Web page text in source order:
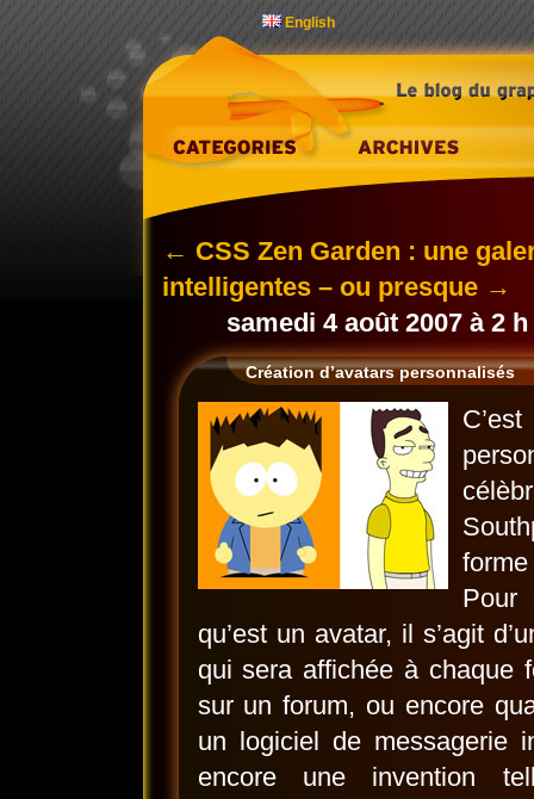
English
← CSS Zen Garden : une
intelligentes – ou presque →
samedi 4 août 2007 à 2 h
Création d’avatars personnalisés
Pour
qu’est un avatar, il s’agit
qui sera affichée à chaque
sur un forum, ou encore
un logiciel de messagerie
encore une invention